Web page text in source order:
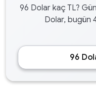
96 Dolar kaç TL?
Dolar, bugün
96